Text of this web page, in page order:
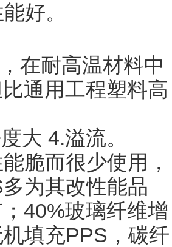
好。
在耐高温材料中
通用工程塑料高
大 4.溢流。
脆而很少使用，
为其改性能品
40%玻璃纤维增
填充PPS，碳纤